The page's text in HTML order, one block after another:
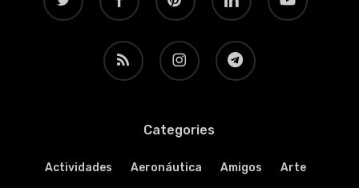
RSS instagram telegram
Categories
Actividades Aeronáutica Amigos Arte